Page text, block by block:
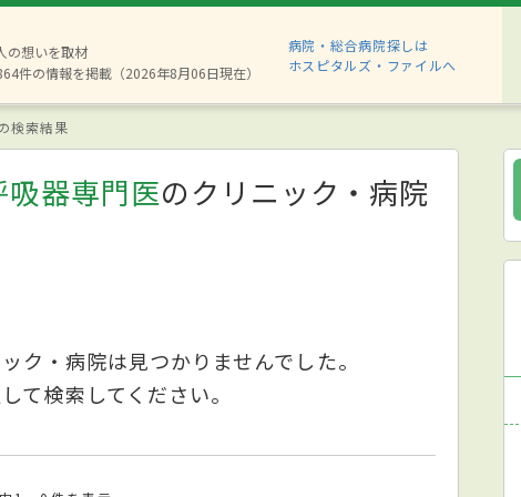
の想いを取材
件の情報を掲載（2026年8月06日現在）
病院・総合病院探しは
ホスピタルズ・ファイルへ
検索結果
器専門医のクリニック・病院
ク・病院は見つかりませんでした。
て検索してください。